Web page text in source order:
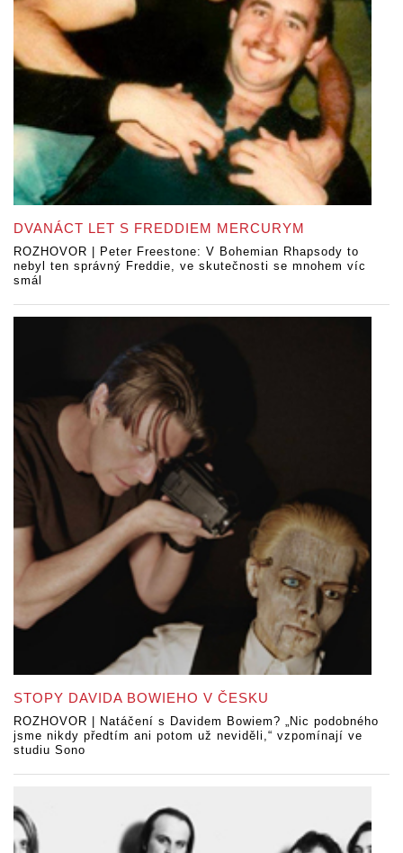
DVANÁCT LET S FREDDIEM MERCURYM
ROZHOVOR | Peter Freestone: V Bohemian Rhapsody to
nebyl ten správný Freddie, ve skutečnosti se mnohem víc
smál
STOPY DAVIDA BOWIEHO V ČESKU
ROZHOVOR | Natáčení s Davidem Bowiem? „Nic podobného
jsme nikdy předtím ani potom už neviděli,“ vzpomínají ve
studiu Sono